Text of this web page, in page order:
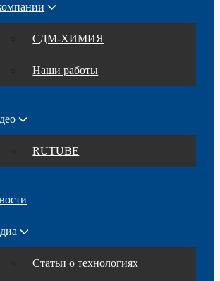
СДМ-ХИМИЯ
Наши работы
RUTUBE
Статьи о технологиях